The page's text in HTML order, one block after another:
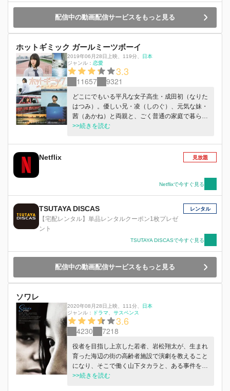
配信中の動画配信サービスをもっと見る
ホットギミック ガールミーツボーイ
2019年06月28日上映、 119分、
日本
ジャンル： 恋愛
3.3
11657 9321
どこにでもいる平凡な女子高生・成田初（なりた
はつみ）。優しい兄・凌（しのぐ）、元気な妹・
茜（あかね）と両親と、ごく普通の家庭で暮らし
ていた。ある日、同じマンションに住む橘亮輝
茶な命令に振り回されることに。 そんな時、数
年前に突然引っ越していった幼馴染・小田切梓
変わらず自分を守ってくれる姿に初は自然と魅か
れていく。亮輝に邪魔をされながらも、初と梓は
付き合うことに。幸福感に溶けてゆく初だった
が、実は梓にはある目的があった―。 さらに、
兄・凌の秘密を知ってしまう。今まで通りではい
った梓。口は悪いが傷ついた初を励ましてくれる
亮輝。幼い頃からいつも自分を守ってくれる凌。
そんな３人の男性との恋に揺れ動く初の運命
は…。
>>続きを読む
Netflix 見放題
Netflixで今すぐ見る
TSUTAYA DISCAS
【宅配レンタル】単品レンタルクーポン1枚プレゼ
ント
レンタル
TSUTAYA DISCASで今すぐ見る
配信中の動画配信サービスをもっと見る
ソワレ
2020年08月28日上映、 111分、
日本
ジャンル：
ドラマ サスペンス
3.6
4230 7218
役者を目指し上京した若者、岩松翔太が、生まれ
育った海辺の街の高齢者施設で演劇を教えること
になり、そこで働く山下タカラと、ある事件をき
っかけに先の見えない逃避行を始める──
>>続きを読む